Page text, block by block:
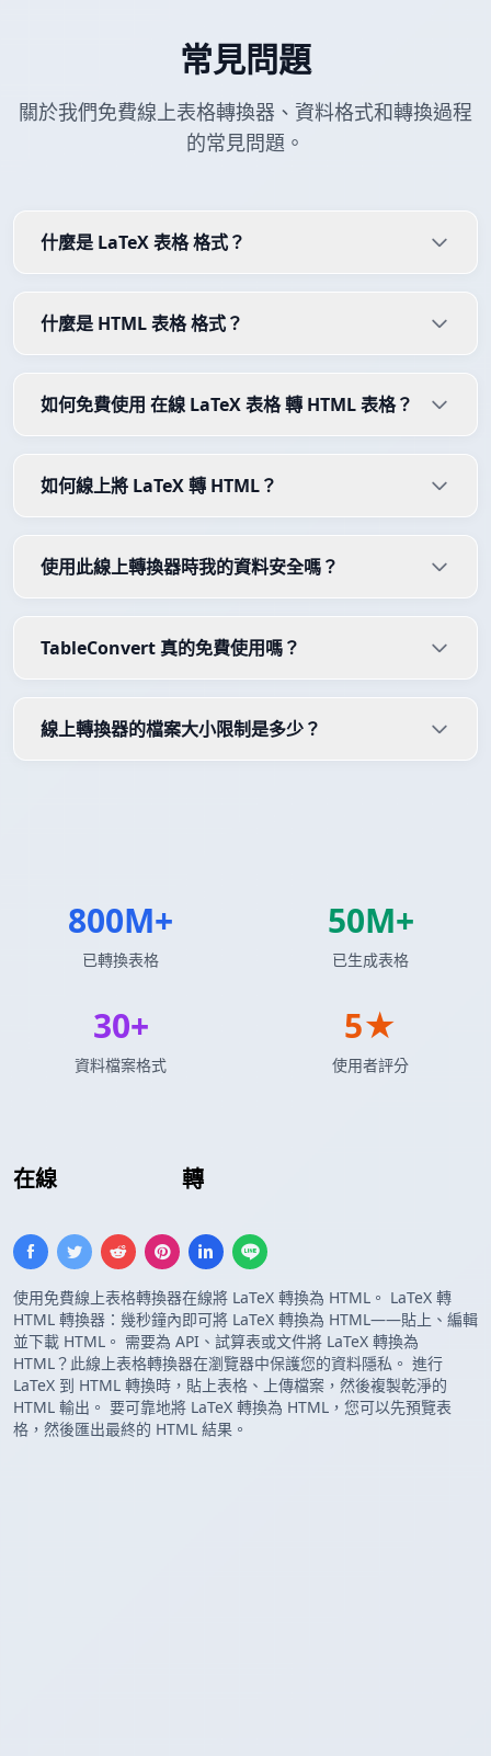
在線 轉
使用免費線上表格轉換器在線將 LaTeX 轉換為 HTML。 LaTeX 轉
HTML 轉換器：幾秒鐘內即可將 LaTeX 轉換為 HTML——貼上、編輯
並下載 HTML。 需要為 API、試算表或文件將 LaTeX 轉換為
HTML？此線上表格轉換器在瀏覽器中保護您的資料隱私。 進行
LaTeX 到 HTML 轉換時，貼上表格、上傳檔案，然後複製乾淨的
HTML 輸出。 要可靠地將 LaTeX 轉換為 HTML，您可以先預覽表
格，然後匯出最終的 HTML 結果。
常見問題
關於我們免費線上表格轉換器、資料格式和轉換過程
的常見問題。
什麼是 LaTeX 表格 格式？
什麼是 HTML 表格 格式？
如何免費使用 在線 LaTeX 表格 轉 HTML 表格？
如何線上將 LaTeX 轉 HTML？
使用此線上轉換器時我的資料安全嗎？
TableConvert 真的免費使用嗎？
線上轉換器的檔案大小限制是多少？
800M+
已轉換表格
50M+
已生成表格
30+
資料檔案格式
5★
使用者評分